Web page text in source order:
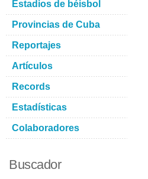
Estadios de béisbol
Provincias de Cuba
Reportajes
Artículos
Records
Estadísticas
Colaboradores
Buscador